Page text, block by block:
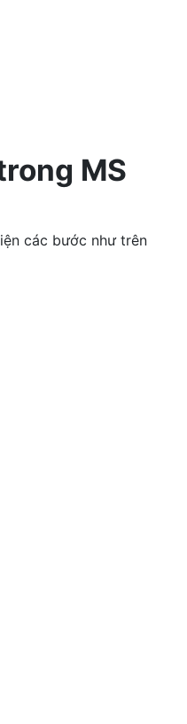
MS
các bước như trên